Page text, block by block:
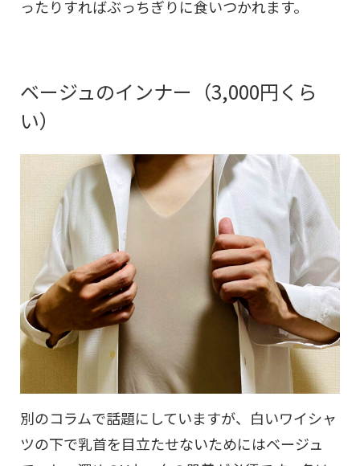
ったりすればぶっちぎりに食いつかれます。
ベージュのインナー（3,000円くら
い）
別のコラムで話題にしていますが、白いワイシャ
ツの下で乳首を目立たせないためにはベージュ